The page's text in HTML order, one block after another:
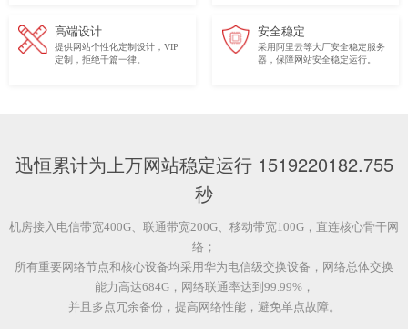
高端设计
提供网站个性化定制设计，VIP
定制，拒绝千篇一律。
安全稳定
采用阿里云等大厂安全稳定服务
器，保障网站安全稳定运行。
迅恒累计为上万网站稳定运行
1519220183.9520001
机房接入电信带宽400G、联通带宽200G、移动带宽100G，直连核心骨干网
络；
所有重要网络节点和核心设备均采用华为电信级交换设备，网络总体交换
能力高达684G，网络联通率达到99.99%，
并且多点冗余备份，提高网络性能，避免单点故障。